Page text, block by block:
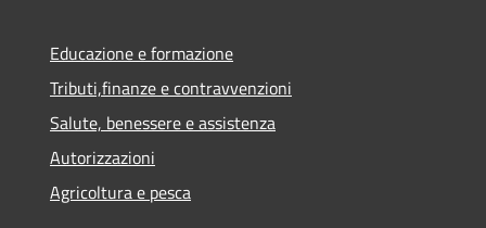
Educazione e formazione
Tributi,finanze e contravvenzioni
Salute, benessere e assistenza
Autorizzazioni
Agricoltura e pesca